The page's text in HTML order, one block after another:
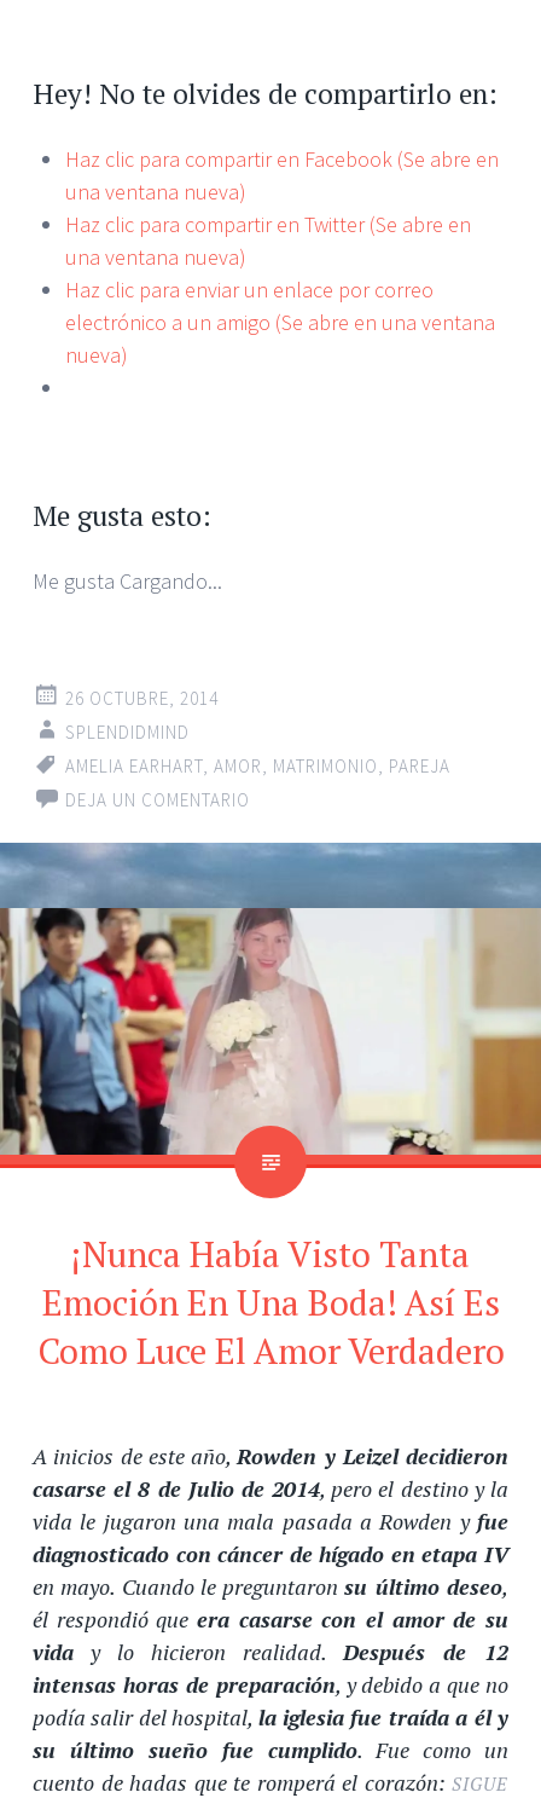
Hey! No te olvides de compartirlo en:
Haz clic para compartir en Facebook (Se abre en
una ventana nueva)
Haz clic para compartir en Twitter (Se abre en
una ventana nueva)
Haz clic para enviar un enlace por correo
electrónico a un amigo (Se abre en una ventana
nueva)
Me gusta esto:
Me gusta Cargando...
26 OCTUBRE, 2014
SPLENDIDMIND
AMELIA EARHART AMOR MATRIMONIO
PAREJA
DEJA UN COMENTARIO
¡Nunca Había Visto Tanta
Emoción En Una Boda! Así Es
Como Luce El Amor Verdadero
A inicios de este año, Rowden y Leizel decidieron
casarse el 8 de Julio de 2014, pero el destino y la
vida le jugaron una mala pasada a Rowden y fue
diagnosticado con cáncer de hígado en etapa IV
en mayo. Cuando le preguntaronsu último deseo,
él respondió que era casarse con el amor de su
vida y lo hicieron realidad. Después de 12
intensas horas de preparación, y debido a que no
podía salir del hospital, la iglesia fue traída a él y
su último sueño fue cumplido. Fue como un
cuento de hadas que te romperá el corazón: SIGUE